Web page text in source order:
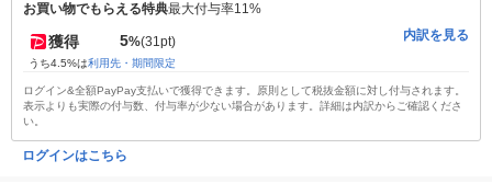
お買い物でもらえる特典最大付与率11%
獲得 5%(31pt)
うち4.5%は利用先・期間限定
内訳を見る
ログイン&全額PayPay支払いで獲得できます。原則として税抜金額に対し付与されます。
表示よりも実際の付与数、付与率が少ない場合があります。詳細は内訳からご確認くださ
い。
ログインはこちら